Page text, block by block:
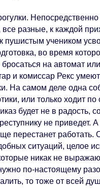
разные, к каждой
пушистым учеником
во время
бросаться на автомат
и комиссар Рекс
На самом деле одна
или только ходит по
будет не в радость,
не приведет.
перестанет работать.
ситуаций, целое
никак не
по-настоящему
то тоже от всей